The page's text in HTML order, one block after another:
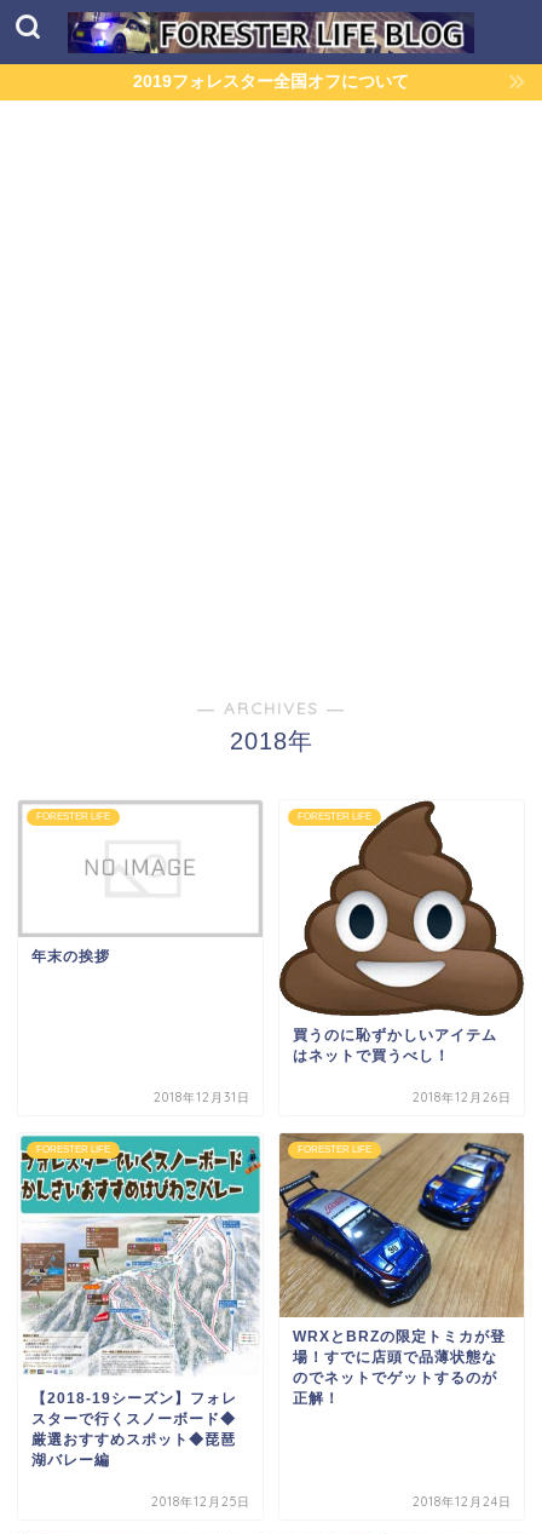
2019フォレスター全国オフについて
― ARCHIVES ―
2018年
FORESTER LIFE
年末の挨拶
2018年12月31日
FORESTER LIFE
買うのに恥ずかしいアイテム
はネットで買うべし！
2018年12月26日
FORESTER LIFE
【2018-19シーズン】フォレ
スターで行くスノーボード◆
厳選おすすめスポット◆琵琶
湖バレー編
2018年12月25日
FORESTER LIFE
WRXとBRZの限定トミカが登
場！すでに店頭で品薄状態な
のでネットでゲットするのが
正解！
2018年12月24日